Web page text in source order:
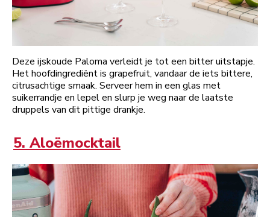
Deze ijskoude Paloma verleidt je tot een bitter uitstapje.
Het hoofdingrediënt is grapefruit, vandaar de iets bittere,
citrusachtige smaak. Serveer hem in een glas met
suikerrandje en lepel en slurp je weg naar de laatste
druppels van dit pittige drankje.
5. Aloëmocktail